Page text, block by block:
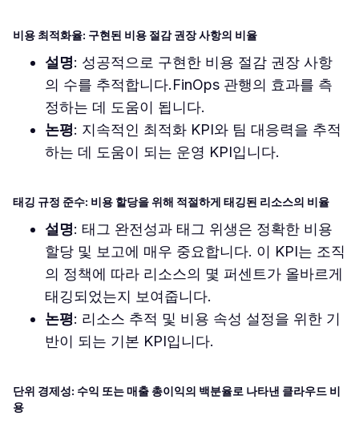
비용 최적화율: 구현된 비용 절감 권장 사항의 비율
설명: 성공적으로 구현한 비용 절감 권장 사항
의 수를 추적합니다.FinOps 관행의 효과를 측
정하는 데 도움이 됩니다.
논평: 지속적인 최적화 KPI와 팀 대응력을 추적
하는 데 도움이 되는 운영 KPI입니다.
태깅 규정 준수: 비용 할당을 위해 적절하게 태깅된 리소스의 비율
설명: 태그 완전성과 태그 위생은 정확한 비용
할당 및 보고에 매우 중요합니다. 이 KPI는 조직
의 정책에 따라 리소스의 몇 퍼센트가 올바르게
태깅되었는지 보여줍니다.
논평: 리소스 추적 및 비용 속성 설정을 위한 기
반이 되는 기본 KPI입니다.
단위 경제성: 수익 또는 매출 총이익의 백분율로 나타낸 클라우드 비
용